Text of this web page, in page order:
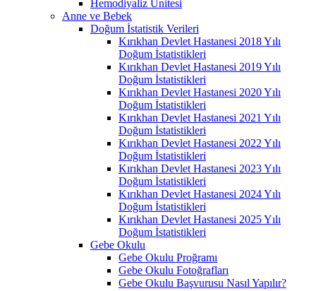
Hemodiyaliz Ünitesi
Anne ve Bebek
Doğum İstatistik Verileri
Kırıkhan Devlet Hastanesi 2018 Yılı
Doğum İstatistikleri
Kırıkhan Devlet Hastanesi 2019 Yılı
Doğum İstatistikleri
Kırıkhan Devlet Hastanesi 2020 Yılı
Doğum İstatistikleri
Kırıkhan Devlet Hastanesi 2021 Yılı
Doğum İstatistikleri
Kırıkhan Devlet Hastanesi 2022 Yılı
Doğum İstatistikleri
Kırıkhan Devlet Hastanesi 2023 Yılı
Doğum İstatistikleri
Kırıkhan Devlet Hastanesi 2024 Yılı
Doğum İstatistikleri
Kırıkhan Devlet Hastanesi 2025 Yılı
Doğum İstatistikleri
Gebe Okulu
Gebe Okulu Proğramı
Gebe Okulu Fotoğrafları
Gebe Okulu Başvurusu Nasıl Yapılır?